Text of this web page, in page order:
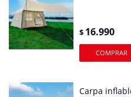
$ 16.990
Carpa